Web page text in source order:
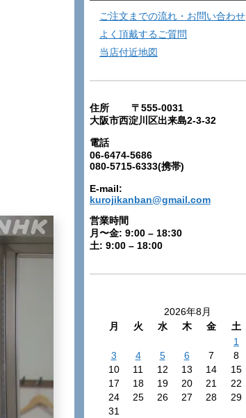
ご注文までの流れ・お問い合わせ
よく頂戴するご質問
当店付近地図
住所 〒555-0031
大阪市西淀川区出来島2-3-32
電話
06-6474-5686
080-5715-6333(携帯)
E-mail:
kurojikanban@gmail.com
営業時間
月〜金: 9:00 – 18:30
土: 9:00 – 18:00
2026年8月
月
火 水 木 金 土
1
3
4 5 6 7 8
10
11 12 13 14 15
17
18 19 20 21 22
24
25 26 27 28 29
31